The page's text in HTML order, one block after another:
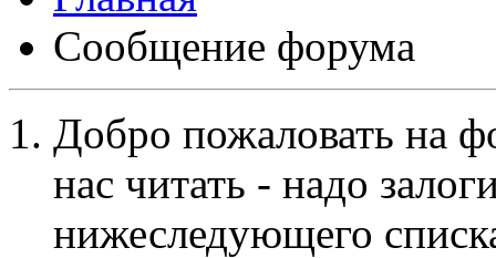
Сообщение форума
Добро пожаловать на
нас читать - надо
нижеследующего